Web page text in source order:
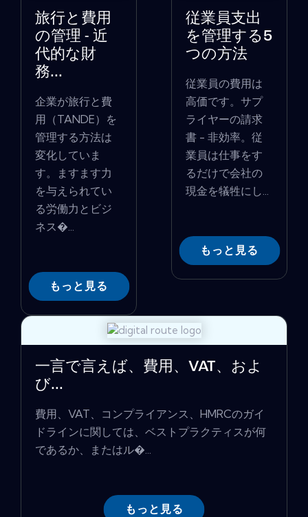
旅行と費用
の管理 - 近
代的な財
務...
企業が旅行と費
用（TANDE）を
管理する方法は
変化していま
す。ますます力
を与えられてい
る労働力とビジ
ネス�...
もっと見る
従業員支出
を管理する5
つの方法
従業員の費用は
高価です。サプ
ライヤーの請求
書 - 非効率。従
業員は仕事をす
るだけで会社の
現金を犠牲にし...
もっと見る
一言で言えば、費用、VAT、およ
び...
費用、VAT、コンプライアンス、HMRCのガイ
ドラインに関しては、ベストプラクティスが何
であるか、またはル�...
もっと見る